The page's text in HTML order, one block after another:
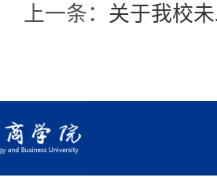
上一条： 关于我校